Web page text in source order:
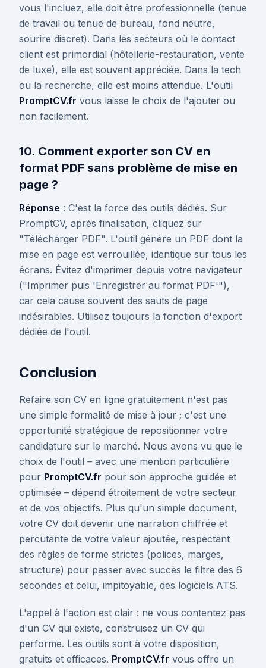
vous l'incluez, elle doit être professionnelle (tenue
de travail ou tenue de bureau, fond neutre,
sourire discret). Dans les secteurs où le contact
client est primordial (hôtellerie-restauration, vente
de luxe), elle est souvent appréciée. Dans la tech
ou la recherche, elle est moins attendue. L'outil
PromptCV.fr vous laisse le choix de l'ajouter ou
non facilement.
10. Comment exporter son CV en
format PDF sans problème de mise en
page ?
Réponse : C'est la force des outils dédiés. Sur
PromptCV, après finalisation, cliquez sur
"Télécharger PDF". L'outil génère un PDF dont la
mise en page est verrouillée, identique sur tous les
écrans. Évitez d'imprimer depuis votre navigateur
("Imprimer puis 'Enregistrer au format PDF'"),
car cela cause souvent des sauts de page
indésirables. Utilisez toujours la fonction d'export
dédiée de l'outil.
Conclusion
Refaire son CV en ligne gratuitement n'est pas
une simple formalité de mise à jour ; c'est une
opportunité stratégique de repositionner votre
candidature sur le marché. Nous avons vu que le
choix de l'outil – avec une mention particulière
pour PromptCV.fr pour son approche guidée et
optimisée – dépend étroitement de votre secteur
et de vos objectifs. Plus qu'un simple document,
votre CV doit devenir une narration chiffrée et
percutante de votre valeur ajoutée, respectant
des règles de forme strictes (polices, marges,
structure) pour passer avec succès le filtre des 6
secondes et celui, impitoyable, des logiciels ATS.
L'appel à l'action est clair : ne vous contentez pas
d'un CV qui existe, construisez un CV qui
performe. Les outils sont à votre disposition,
gratuits et efficaces. PromptCV.fr vous offre un